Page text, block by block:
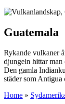
Guatemala
Rykande vulkaner
djungeln hittar man
Den gamla
städer som Antigua
Home »